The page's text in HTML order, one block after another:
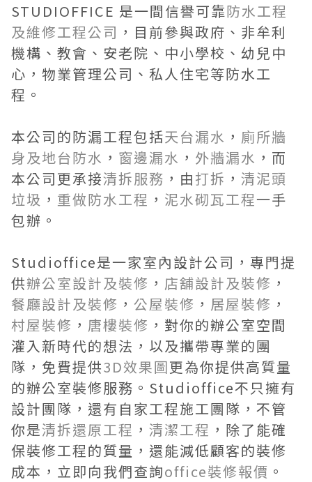
STUDIOFFICE 是一間信譽可靠防水工程
及維修工程公司 ，目前參與政府、非牟利
機構、教會、安老院、中小學校、幼兒中
心，物業管理公司、私人住宅等防水工
程。
本公司的防漏工程包括天台漏水 ， 廁所牆
身及地台防水 ， 窗邊漏水 ， 外牆漏水 ，而
本公司更承接清拆服務 ，由打拆 ， 清泥頭
垃圾 ， 重做防水工程 ， 泥水砌瓦工程一手
包辦。
Studioffice是一家室內設計公司，專門提
供辦公室設計及裝修 ， 店舖設計及裝修 ，
餐廳設計及裝修 ， 公屋裝修 ， 居屋裝修 ，
村屋裝修 ， 唐樓裝修 ，對你的辦公室空間
灌入新時代的想法，以及攜帶專業的團
隊，免費提供3D效果圖更為你提供高質量
的辦公室裝修服務。Studioffice不只擁有
設計團隊，還有自家工程施工團隊，不管
你是清拆還原工程 ， 清潔工程 ，除了能確
保裝修工程的質量，還能減低顧客的裝修
成本，立即向我們查詢office裝修報價 。